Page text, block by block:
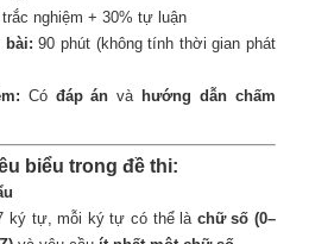
nghiệm + 30% tự luận
bài: 90 phút (không tính thời gian phát
Có đáp án và hướng dẫn chấm
biểu trong đề thi:
ký tự, mỗi ký tự có thể là chữ số (0–